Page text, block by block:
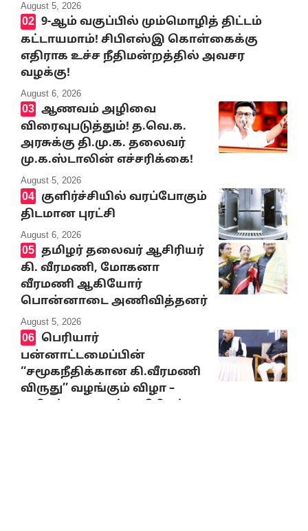
August 5, 2026
9-ஆம் வகுப்பில் மும்மொழித் திட்டம்
கட்டாயமாம்! சிபிஎஸ்இ கொள்கைக்கு
எதிராக உச்ச நீதிமன்றத்தில் அவசர
வழக்கு!
August 6, 2026
ஆணவம் அழிவை
விரைவுபடுத்தும்! த.வெ.க.
அரசுக்கு தி.மு.க. தலைவர்
மு.க.ஸ்டாலின் எச்சரிக்கை!
August 5, 2026
குளிர்ச்சியில் வரப்போகும்
திடமான புரட்சி
August 6, 2026
தமிழர் தலைவர் ஆசிரியர்
கி. வீரமணி, மோகனா
வீரமணி ஆகியோர்
பொன்னாடை அணிவித்தனர்
August 5, 2026
பெரியார்
பன்னாட்டமைப்பின்
‘‘சமூகநீதிக்கான கி.வீரமணி
விருது’’ வழங்கும் விழா –